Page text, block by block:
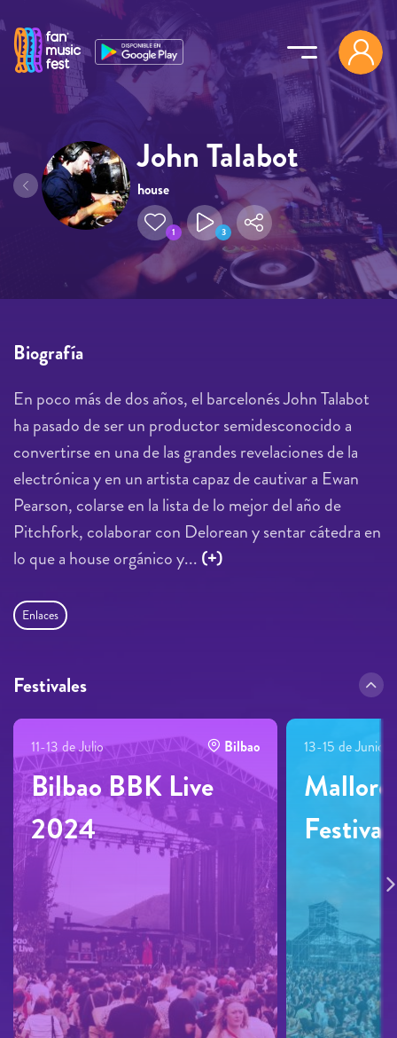
Pasar al contenido principal
John Talabot
house
1 3
Biografía
En poco más de dos años, el barcelonés John Talabot
ha pasado de ser un productor semidesconocido a
convertirse en una de las grandes revelaciones de la
electrónica y en un artista capaz de cautivar a Ewan
Pearson, colarse en la lista de lo mejor del año de
Pitchfork, colaborar con Delorean y sentar cátedra en
lo que a house orgánico y... (+)
Enlaces
Festivales
11-13 de Julio Bilbao
Bilbao BBK Live
2024
13-15 de Junio